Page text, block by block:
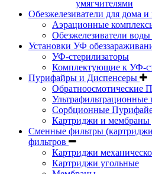
умягчителями
Обезжелезиватели для дома и
Аэрационные
Обезжелезиватели
Установки УФ
УФ-стерилизаторы
Комплектующие к УФ-
Пурифайры и Диспенсеры
Обратноосмотические
Сорбционные
Картриджи и мембраны
Сменные фильтры
фильтров
Картриджи
Картриджи угольные